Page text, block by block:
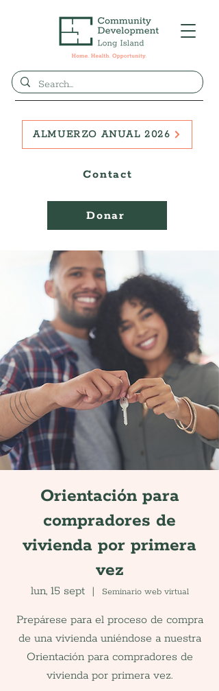
Donar
Contact
ALMUERZO ANUAL 2026
Orientación para
compradores de
vivienda por primera
vez
lun, 15 sept
  |
Seminario web virtual
Prepárese para el proceso de compra
de una vivienda uniéndose a nuestra
Orientación para compradores de
vivienda por primera vez.